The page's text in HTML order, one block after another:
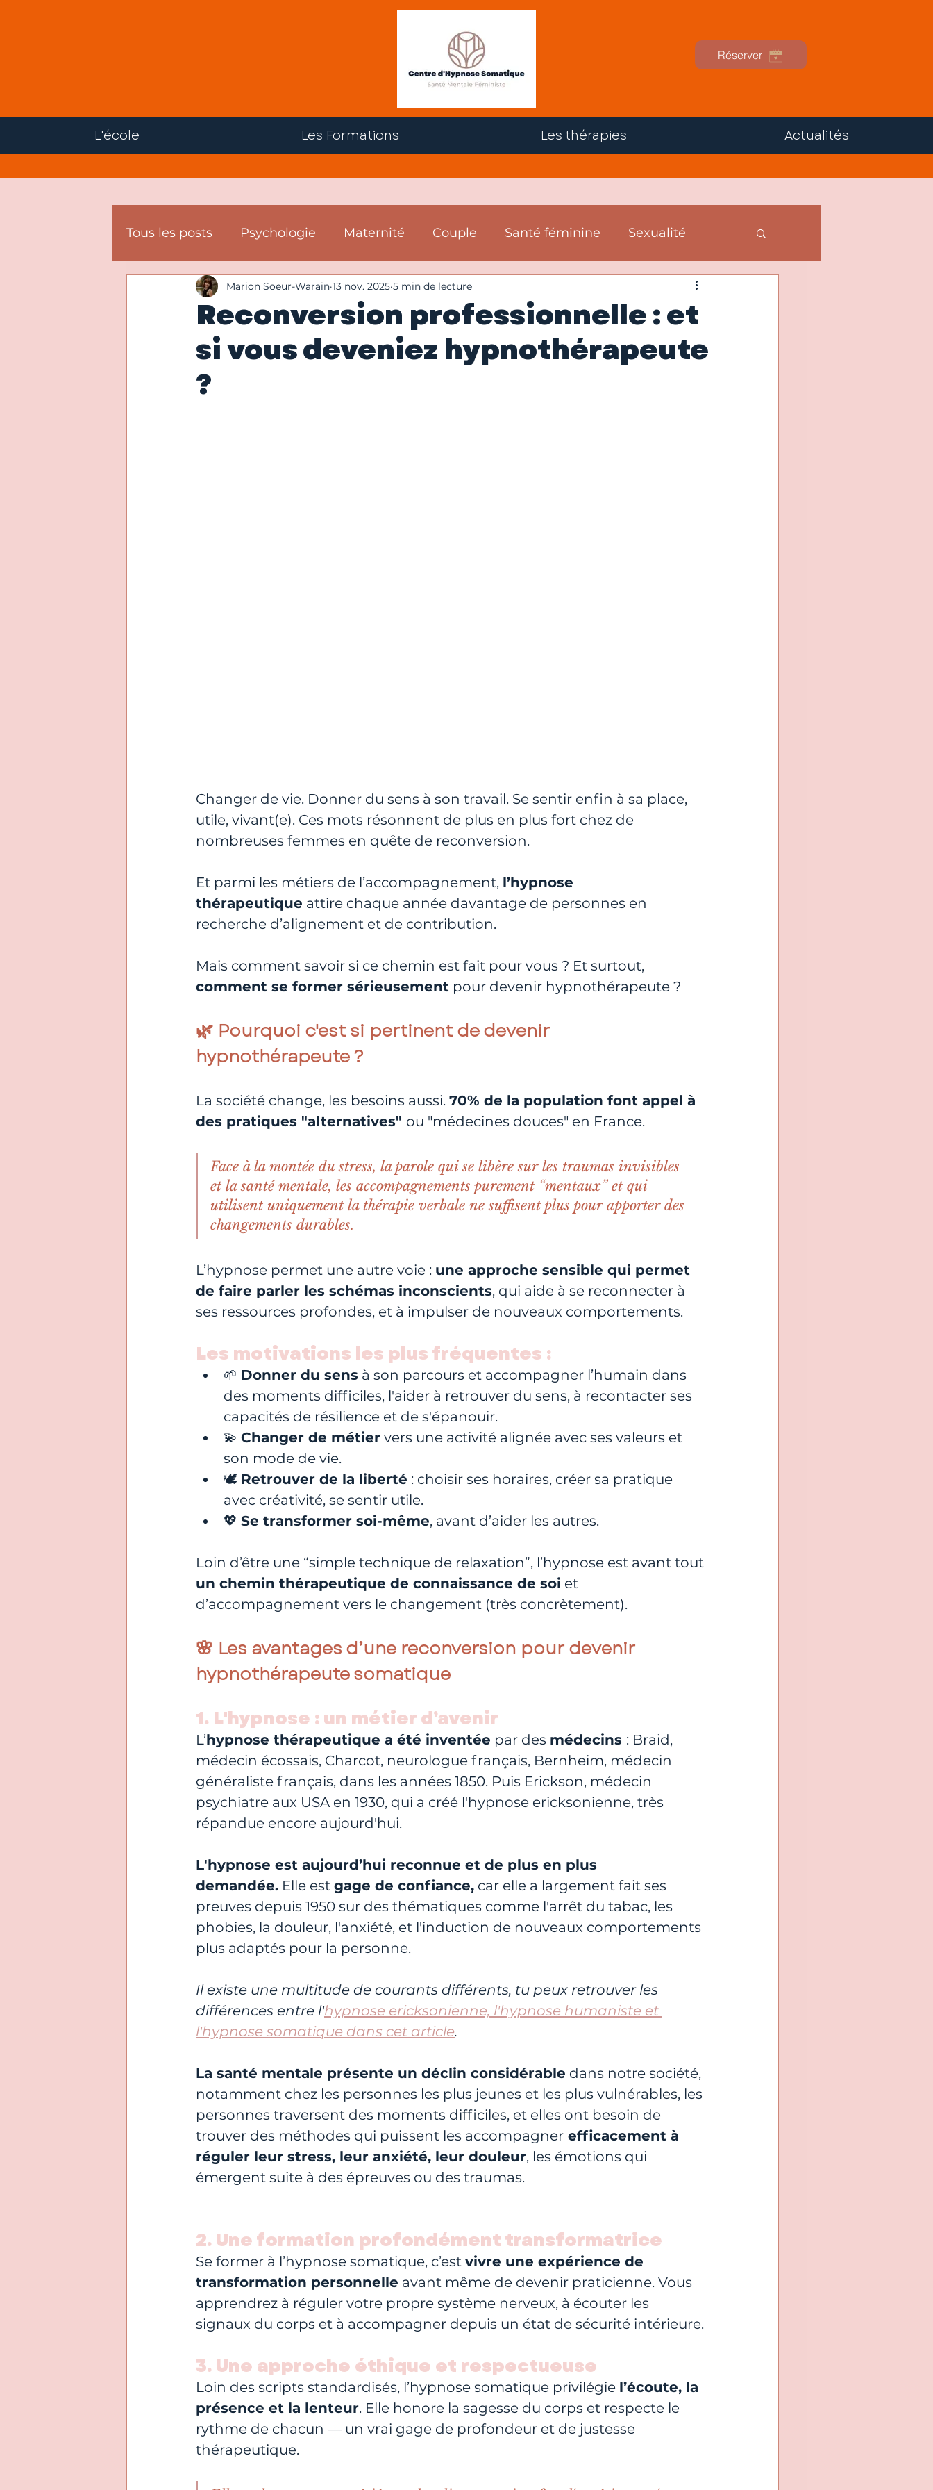
Réserver
L'école Les Formations Les thérapies Actualités
Tous les posts Psychologie Maternité Couple Santé féminine Sexualité
Hypnose
Reconversion professionnelle : et
si vous deveniez hypnothérapeute
?
Marion Soeur-Warain 13 nov. 2025 5 min de lecture
Changer de vie. Donner du sens à son travail. Se sentir enfin à sa place,
utile, vivant(e). Ces mots résonnent de plus en plus fort chez de
nombreuses femmes en quête de reconversion.
Et parmi les métiers de l’accompagnement, l’hypnose
thérapeutique attire chaque année davantage de personnes en
recherche d’alignement et de contribution.
Mais comment savoir si ce chemin est fait pour vous ? Et surtout,
comment se former sérieusement pour devenir hypnothérapeute ?
🌿 Pourquoi c'est si pertinent de devenir
hypnothérapeute ?
La société change, les besoins aussi. 70% de la population font appel à
des pratiques "alternatives" ou "médecines douces" en France.
Face à la montée du stress, la parole qui se libère sur les traumas invisibles
et la santé mentale, les accompagnements purement “mentaux” et qui
utilisent uniquement la thérapie verbale ne suffisent plus pour apporter des
changements durables.
L’hypnose permet une autre voie : une approche sensible qui permet
de faire parler les schémas inconscients, qui aide à se reconnecter à
ses ressources profondes, et à impulser de nouveaux comportements.
Les motivations les plus fréquentes :
🌱 Donner du sens à son parcours et accompagner l’humain dans
des moments difficiles, l'aider à retrouver du sens, à recontacter ses
capacités de résilience et de s'épanouir.
💫 Changer de métier vers une activité alignée avec ses valeurs et
son mode de vie.
🕊️ Retrouver de la liberté : choisir ses horaires, créer sa pratique
avec créativité, se sentir utile.
💖 Se transformer soi-même, avant d’aider les autres.
Loin d’être une “simple technique de relaxation”, l’hypnose est avant tout
un chemin thérapeutique de connaissance de soi et
d’accompagnement vers le changement (très concrètement).
🌸 Les avantages d’une reconversion pour devenir
hypnothérapeute somatique
1. L'hypnose : un métier d’avenir
L’hypnose thérapeutique a été inventée par des médecins : Braid,
médecin écossais, Charcot, neurologue français, Bernheim, médecin
généraliste français, dans les années 1850. Puis Erickson, médecin
psychiatre aux USA en 1930, qui a créé l'hypnose ericksonienne, très
répandue encore aujourd'hui.
L'hypnose est aujourd’hui reconnue et de plus en plus
demandée. Elle est gage de confiance, car elle a largement fait ses
preuves depuis 1950 sur des thématiques comme l'arrêt du tabac, les
phobies, la douleur, l'anxiété, et l'induction de nouveaux comportements
plus adaptés pour la personne.
Il existe une multitude de courants différents, tu peux retrouver les
différences entre l'hypnose ericksonienne, l'hypnose humaniste et
l'hypnose somatique dans cet article.
La santé mentale présente un déclin considérable dans notre société,
notamment chez les personnes les plus jeunes et les plus vulnérables, les
personnes traversent des moments difficiles, et elles ont besoin de
trouver des méthodes qui puissent les accompagner efficacement à
réguler leur stress, leur anxiété, leur douleur, les émotions qui
émergent suite à des épreuves ou des traumas.
2. Une formation profondément transformatrice
Se former à l’hypnose somatique, c’est vivre une expérience de
transformation personnelle avant même de devenir praticienne. Vous
apprendrez à réguler votre propre système nerveux, à écouter les
signaux du corps et à accompagner depuis un état de sécurité intérieure.
3. Une approche éthique et respectueuse
Loin des scripts standardisés, l’hypnose somatique privilégie l’écoute, la
présence et la lenteur. Elle honore la sagesse du corps et respecte le
rythme de chacun — un vrai gage de profondeur et de justesse
thérapeutique.